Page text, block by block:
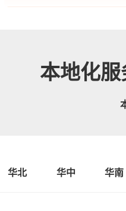
本地化
华北 华中 华南